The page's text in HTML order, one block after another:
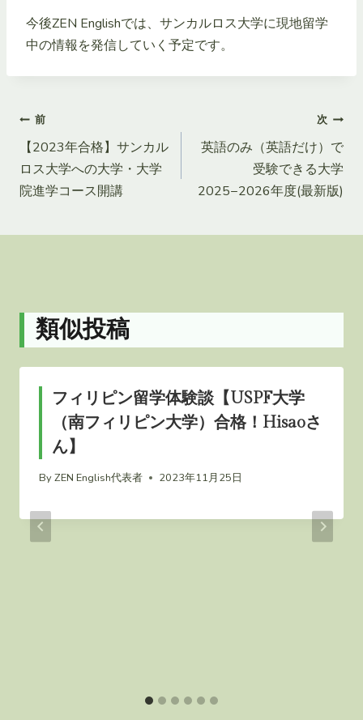
今後ZEN Englishでは、サンカルロス大学に現地留学
中の情報を発信していく予定です。
投
稿
ナ
ビ
シ
ョ
前
【2023年合格】サンカル
ロス大学への大学・大学
院進学コース開講
次
英語のみ（英語だけ）で
受験できる大学
2025−2026年度(最新版)
類似投稿
フィリピン留学体験談【USPF大学
（南フィリピン大学）合格！Hisaoさ
ん】
ByZEN English代表者 2023年11月25日